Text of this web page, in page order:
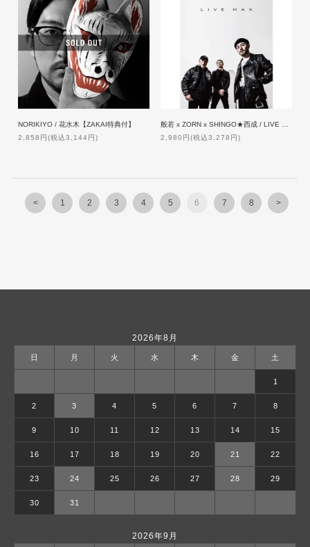
NORIKIYO / 花水木【ZAKAI特典付】
2,858円(税込3,144円)
2,980円(税込3,278円)
< 1 2 3 4 5 6 7 8 >
2026年8月
日 月 火 水 木 金 土
1
2 3 4 5 6 7 8
9 10 11 12 13 14 15
16 17 18 19 20 21 22
23 24 25 26 27 28 29
30 31
2026年9月